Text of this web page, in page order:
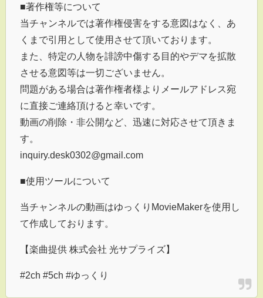
■著作権等について
当チャンネルでは著作権侵害をする意図はなく、あ
くまで引用として使用させて頂いております。
また、特定の人物を誹謗中傷する目的やデマを拡散
させる意図等は一切ございません。
問題がある場合は著作権者様よりメールアドレス宛
に直接ご連絡頂けると幸いです。
動画の削除・非公開など、迅速に対応させて頂きま
す。
inquiry.desk0302@gmail.com
■使用ツールについて
当チャンネルの動画はゆっくりMovieMakerを使用し
て作成しております。
【楽曲提供 株式会社 光サプライズ】
#2ch #5ch #ゆっくり